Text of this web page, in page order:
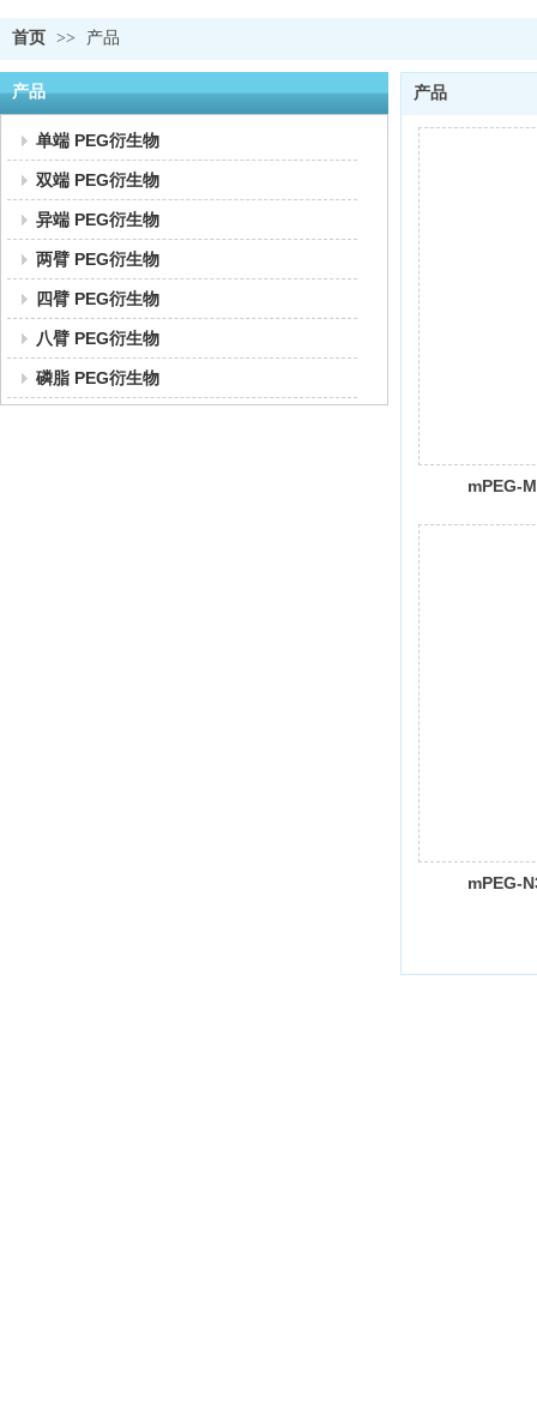
首页 >> 产品
产品
单端 PEG衍生物
双端 PEG衍生物
异端 PEG衍生物
两臂 PEG衍生物
四臂 PEG衍生物
八臂 PEG衍生物
磷脂 PEG衍生物
产品
mPEG-
mPEG-